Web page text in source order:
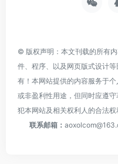
© 版权声明：本文刊载的所有
件、程序、以及网页版式设计
有！本网站提供的内容服务于
或非盈利性用途，但同时应遵
犯本网站及相关权利人的合法权
联系邮箱：